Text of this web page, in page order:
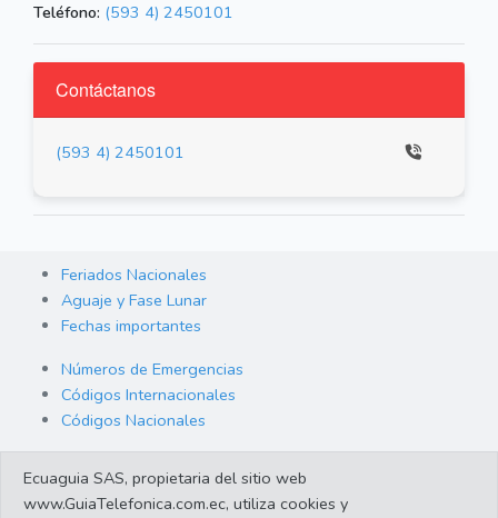
Teléfono: (593 4) 2450101
Contáctanos
(593 4) 2450101
Feriados Nacionales
Aguaje y Fase Lunar
Fechas importantes
Números de Emergencias
Códigos Internacionales
Códigos Nacionales
Cambio de Divisas
Ecuaguia SAS, propietaria del sitio web
www.GuiaTelefonica.com.ec, utiliza cookies y